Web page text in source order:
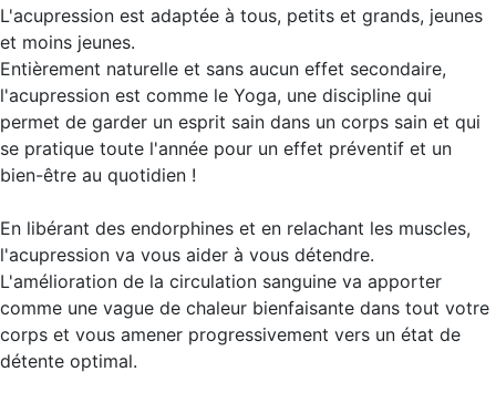
L'acupression est adaptée à tous, petits et grands, jeunes
et moins jeunes.
Entièrement naturelle et sans aucun effet secondaire,
l'acupression est comme le Yoga, une discipline qui
permet de garder un esprit sain dans un corps sain et qui
se pratique toute l'année pour un effet préventif et un
bien-être au quotidien !
En libérant des endorphines et en relachant les muscles,
l'acupression va vous aider à vous détendre.
L'amélioration de la circulation sanguine va apporter
comme une vague de chaleur bienfaisante dans tout votre
corps et vous amener progressivement vers un état de
détente optimal.